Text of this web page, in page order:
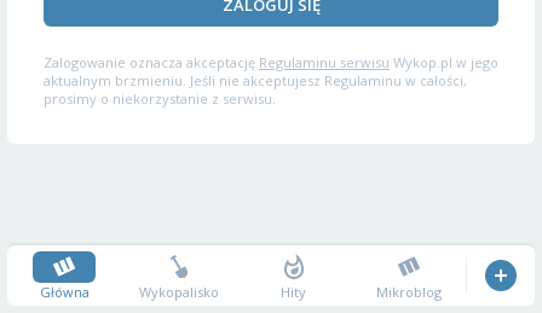
Zalogowanie oznacza akceptację Regulaminu serwisu Wykop.pl w jego
aktualnym brzmieniu. Jeśli nie akceptujesz Regulaminu w całości,
prosimy o niekorzystanie z serwisu.
Główna Wykopalisko Hity Mikroblog